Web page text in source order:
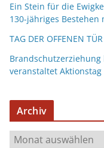
Ein Stein für die
130-jähriges Bestehen
TAG DER OFFENEN
veranstaltet
Archiv